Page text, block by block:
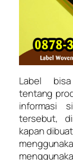
Label bisa
tentang
informasi
tersebut,
kapan